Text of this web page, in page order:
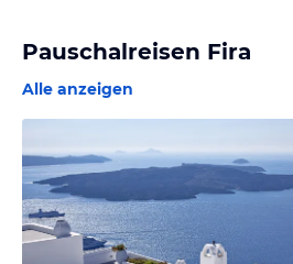
Pauschalreisen Fira
Alle anzeigen